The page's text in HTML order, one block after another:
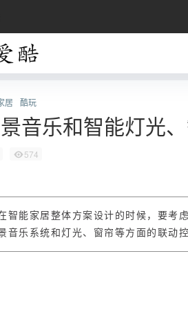
居 酷玩
音乐和智能灯光
574
智能家居整体方案设计的时候，要考
音乐系统和灯光、窗帘等方面的联动